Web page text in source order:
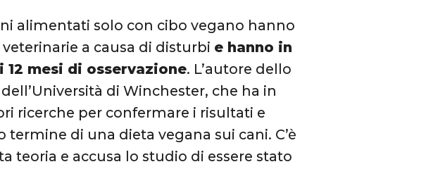
alimentati solo con cibo vegano hanno
a causa di disturbi e hanno in
mesi di osservazione. L’autore dello
di Winchester, che ha in
ricerche per confermare i risultati e
di una dieta vegana sui cani. C’è
teoria e accusa lo studio di essere stato